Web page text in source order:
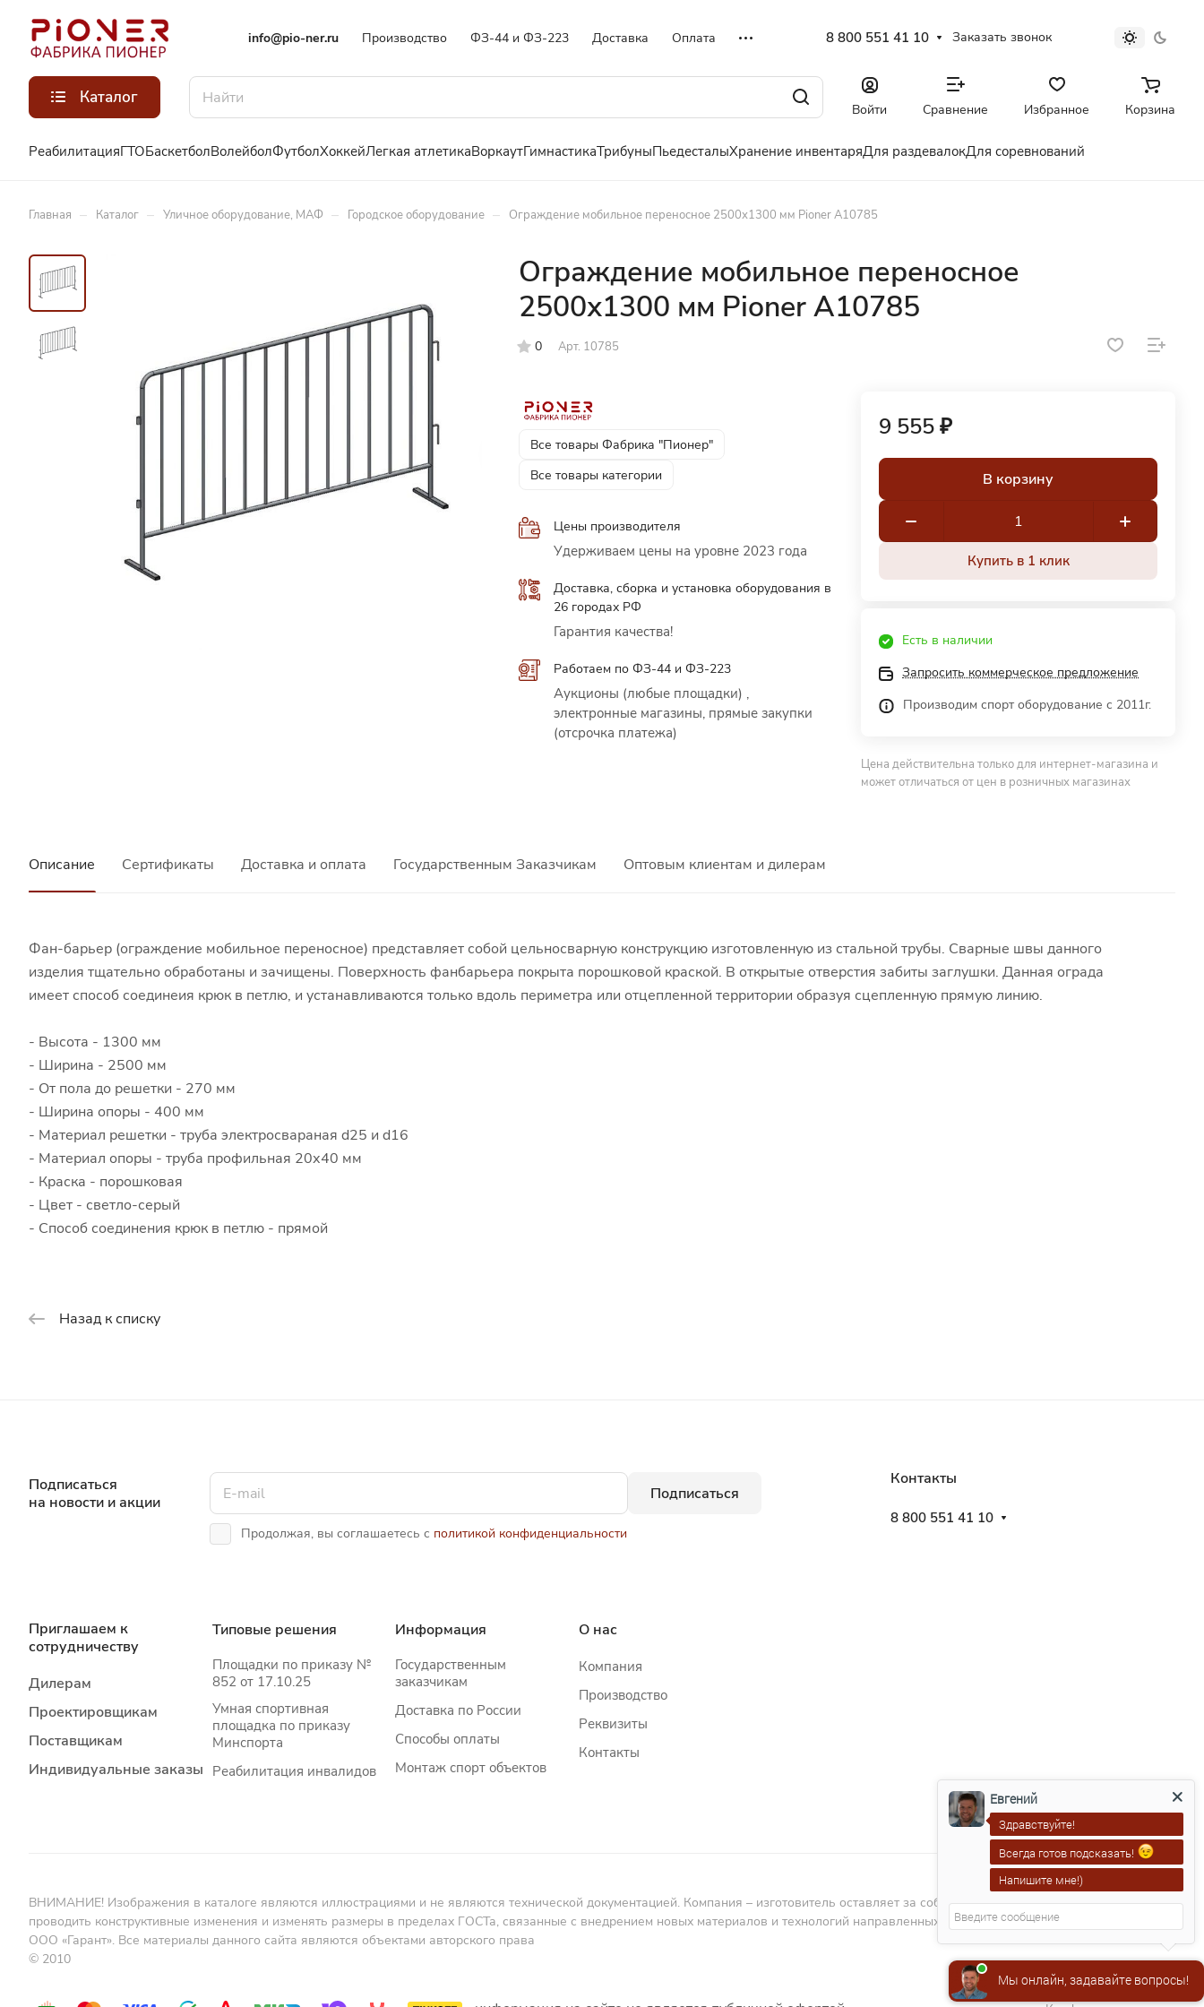
info@pio-ner.ru Производство ФЗ-44 и ФЗ-223 Доставка Оплата 8 800 551 41 10 Заказать звонок
Каталог
Войти Сравнение Избранное Корзина
РеабилитацияГТОБаскетболВолейболФутболХоккейЛегкая атлетикаВоркаутГимнастикаТрибуныПьедесталыХранение инвентаряДля раздевалокДля соревнований
Главная – Каталог – Уличное оборудование, МАФ – Городское оборудование – Ограждение мобильное переносное 2500х1300 мм Pioner A10785
Ограждение мобильное переносное
2500х1300 мм Pioner A10785
0 Арт. 10785
Все товары Фабрика "Пионер"
Все товары категории
Цены производителя
Удерживаем цены на уровне 2023 года
Доставка, сборка и установка оборудования в
26 городах РФ
Гарантия качества!
Работаем по ФЗ-44 и ФЗ-223
Аукционы (любые площадки) ,
электронные магазины, прямые закупки
(отсрочка платежа)
9 555 ₽
В корзину
Купить в 1 клик
Есть в наличии
Запросить коммерческое предложение
Производим спорт оборудование с 2011г.
Цена действительна только для интернет-магазина и
может отличаться от цен в розничных магазинах
Описание Сертификаты Доставка и оплата Государственным Заказчикам Оптовым клиентам и дилерам
Фан-барьер (ограждение мобильное переносное) представляет собой цельносварную конструкцию изготовленную из стальной трубы. Сварные швы данного
изделия тщательно обработаны и зачищены. Поверхность фанбарьера покрыта порошковой краской. В открытые отверстия забиты заглушки. Данная ограда
имеет способ соединеия крюк в петлю, и устанавливаются только вдоль периметра или отцепленной территории образуя сцепленную прямую линию.
- Высота - 1300 мм
- Ширина - 2500 мм
- От пола до решетки - 270 мм
- Ширина опоры - 400 мм
- Материал решетки - труба электросвараная d25 и d16
- Материал опоры - труба профильная 20х40 мм
- Краска - порошковая
- Цвет - светло-серый
- Способ соединения крюк в петлю - прямой
Назад к списку
Подписаться
на новости и акции
Подписаться
Продолжая, вы соглашаетесь с политикой конфиденциальности
Приглашаем к
сотрудничеству
Дилерам
Проектировщикам
Поставщикам
Индивидуальные заказы
Типовые решения
Площадки по приказу №
852 от 17.10.25
Умная спортивная
площадка по приказу
Минспорта
Реабилитация инвалидов
Информация
Государственным
заказчикам
Доставка по России
Способы оплаты
Монтаж спорт объектов
О нас
Компания
Производство
Реквизиты
Контакты
Контакты
8 800 551 41 10
ВНИМАНИЕ! Изображения в каталоге являются иллюстрациями и не являются технической документацией. Компания – изготовитель оставляет за собой право вносить изменения в дизайн,
проводить конструктивные изменения и изменять размеры в пределах ГОСТа, связанные с внедрением новых материалов и технологий направленных на повышение качества изделий.
ООО «Гарант». Все материалы данного сайта являются объектами авторского права
© 2010
Мы онлайн, задавайте вопросы!
Евгений
Здравствуйте!
Всегда готов подсказать!
Напишите мне!)